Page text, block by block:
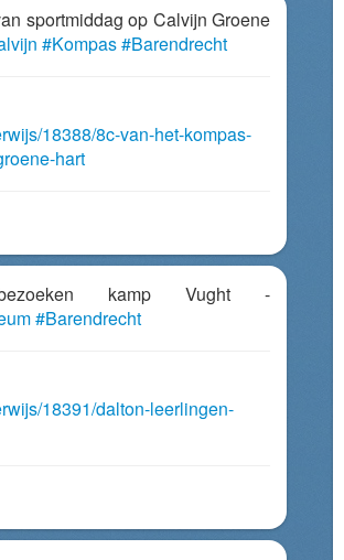
sportmiddag op Calvijn Groene
#Kompas#Barendrecht
18388/8c-van-het-kompas-
hart
kamp Vught -
#Barendrecht
18391/dalton-leerlingen-